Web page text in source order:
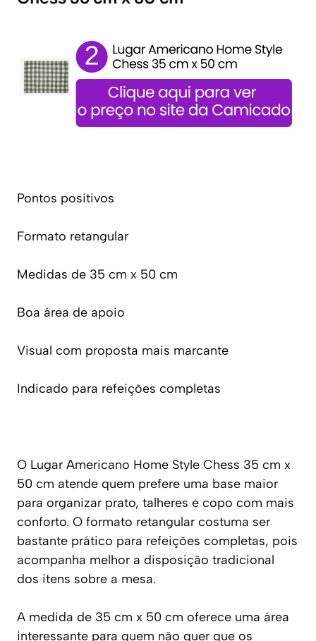
Pontos positivos
Formato retangular
Medidas de 35 cm x 50 cm
Boa área de apoio
Visual com proposta mais marcante
Indicado para refeições completas
O Lugar Americano Home Style Chess 35 cm x
50 cm atende quem prefere uma base maior
para organizar prato, talheres e copo com mais
conforto. O formato retangular costuma ser
bastante prático para refeições completas, pois
acompanha melhor a disposição tradicional
dos itens sobre a mesa.
A medida de 35 cm x 50 cm oferece uma área
interessante para quem não quer que os